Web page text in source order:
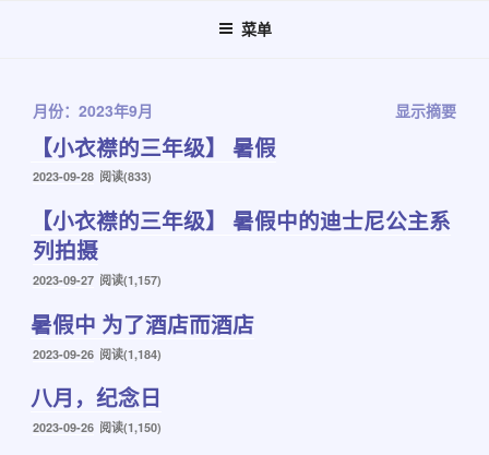
菜单
显示摘要
月份：2023年9月
【小衣襟的三年级】 暑假
发
2023-09-28 阅读(833)
【小衣襟的三年级】 暑假中的迪士尼公主系
列拍摄
发
于
2023-09-27 阅读(1,157)
暑假中 为了酒店而酒店
发
于
2023-09-26 阅读(1,184)
八月，纪念日
发
2023-09-26 阅读(1,150)